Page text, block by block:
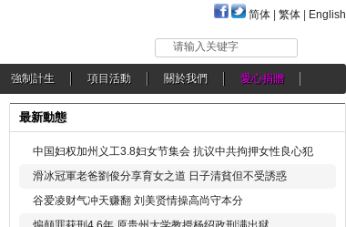
简体 繁体 English
请输入关键字
強制計生 項目活動 關於我們 愛心捐贈
最新動態
中国妇权加州义工3.8妇女节集会 抗议中共拘押女性良心犯
滑冰冠軍老爸劉俊分享育女之道 日子清貧但不受誘惑
谷爱凌财气冲天赚翻 刘美贤情操高尚守本分